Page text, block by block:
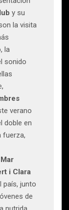
y su
la visita
la
sonido
verano
doble en
fuerza,
i Clara
país, junto
de